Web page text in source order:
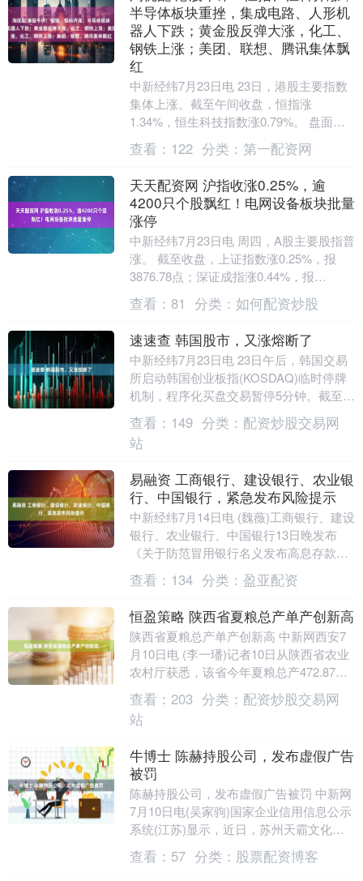
半导体板块重挫，集成电路、人形机
器人下跌；黄金股反弹大涨，化工、
钢铁上涨；美团、联想、腾讯集体飘
红
中新经纬7月23日电 23日，港股主要指数
集体上涨。截至午间收盘，恒指涨
1.34%，恒生科技指数涨0.79%。 盘面
上，有色金属板块上涨，黄金股反弹；建
材、化工....
查看： 122 分类： 第一配资网
天天配资网 沪指收涨0.25%，逾
4200只个股飘红！电网设备板块批量
涨停
中新经纬7月23日电 周四，A股主要股指普
涨。 截至收盘，上证指数涨0.25%，报
3876.78点；深证成指涨0.44%，报
14123.31点；创业板指涨0.2....
查看： 81 分类： 如何配资炒股
速速查 韩国股市，又涨熔断了
中新经纬7月23日电 23日午后，韩国交易
所启动韩国创业板指(KOSDAQ)临时停牌
机制，程序化买盘交易暂停5分钟。截至发
稿，韩国综指涨超4%。 个股方面，SK....
查看： 149 分类： 配资炒股交易网
站
易融资 工商银行、建设银行、农业银
行、中国银行，紧急发布风险提示
中新经纬7月14日电 (魏薇)工商银行、建设
银行、农业银行、中国银行13日晚发布
《关于防范冒用银行名义发布高息存款虚
假宣传的风险提示》。 风险提示称，近
期，有不....
查看： 134 分类： 盈亚配资
恒盈策略 陕西省夏粮总产单产创新高
陕西省夏粮总产单产创新高 中新网西安7
月10日电 (李一璠)记者10日从陕西省农业
农村厅获悉，该省今年夏粮总产472.87万
吨，同比增加19.87万吨，占全国增....
查看： 203 分类： 配资炒股交易网
站
牛博士 陈赫持股公司，发布虚假广告
被罚
陈赫持股公司，发布虚假广告被罚 中新网
7月10日电(吴家驹)国家企业信用信息公示
系统(江苏)显示，近日，苏州天霸文化传
媒有限公司因发布虚假广告被苏州市相城
区市场....
查看： 57 分类： 股票配资博客